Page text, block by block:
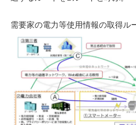
需要家の電力等使用情報の取得ル